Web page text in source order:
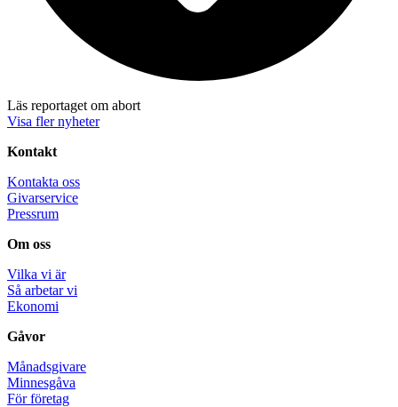
Läs reportaget om abort
Visa fler nyheter
Kontakt
Kontakta oss
Givarservice
Pressrum
Om oss
Vilka vi är
Så arbetar vi
Ekonomi
Gåvor
Månadsgivare
Minnesgåva
För företag